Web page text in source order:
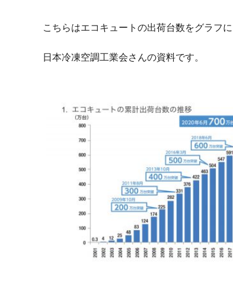
こちらはエコキュートの出荷台数をグラフに
日本冷凍空調工業会さんの資料です。